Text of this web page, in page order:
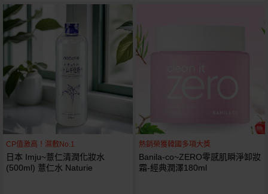
CP值激高！濕敷No.1
日本 Imju~薏仁清潤化妝水
(500ml) 薏仁水 Naturie
熱銷榮獲韓國多項大獎
Banila-co~ZERO零感肌瞬淨卸妝
霜-經典潤澤180ml